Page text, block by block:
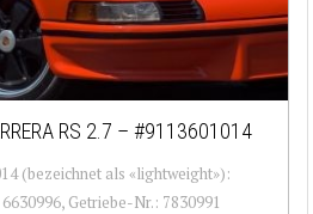
RS 2.7 – #9113601014
(bezeichnet als «lightweight»):
Getriebe-Nr.: 7830991